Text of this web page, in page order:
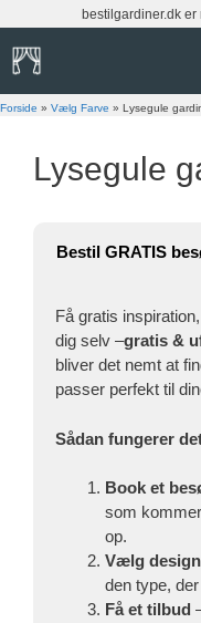
indhold
bestilgardiner.dk
Forside » Vælg Farve » Lysegule
Lysegule
Bestil GRATIS
Få gratis
dig selv –gratis &
bliver det nemt at
passer perfekt til
Sådan fungerer
Book et
som
op.
Vælg
den type,
Få et tilbud